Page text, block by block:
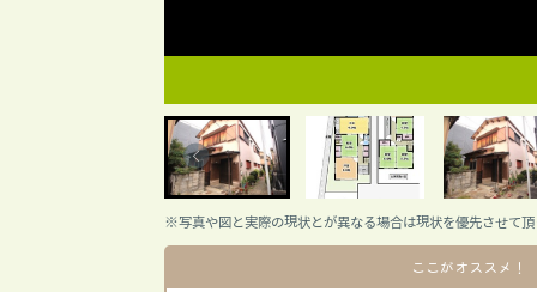
※写真や図と実際の現状とが異なる場合は現状を優先させて頂
ここがオススメ！